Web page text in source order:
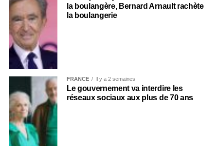
la boulangère, Bernard Arnault rachète
la boulangerie
FRANCE Il y a 2 semaines
Le gouvernement va interdire les
réseaux sociaux aux plus de 70 ans